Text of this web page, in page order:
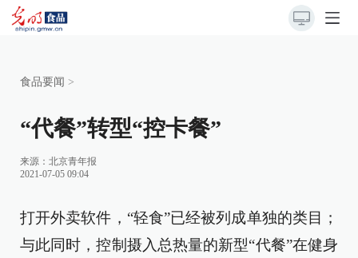
食品要闻 >
“代餐”转型“控卡餐”
来源： 北京青年报
2021-07-05 09:04
打开外卖软件，“轻食”已经被列成单独的类目；
与此同时，控制摄入总热量的新型“代餐”在健身